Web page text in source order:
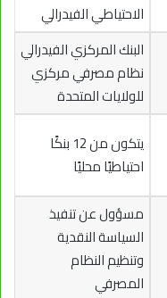
الاحتياطي الفيدرالي
البنك المركزي الفيدرالي
نظام مصرفي مركزي
للولايات المتحدة
يتكون من 12 بنكًا
احتياطيًا محليًا
مسؤول عن تنفيذ
السياسة النقدية
وتنظيم النظام
المصرفي